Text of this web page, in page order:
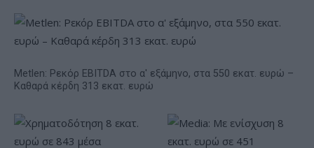
Metlen: Ρεκόρ EBITDA στο α' εξάμηνο, στα 550 εκατ. ευρώ –
Καθαρά κέρδη 313 εκατ. ευρώ